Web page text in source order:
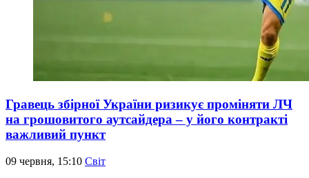
Гравець збірної України ризикує проміняти ЛЧ
на грошовитого аутсайдера – у його контракті
важливий пункт
09 червня, 15:10 Світ